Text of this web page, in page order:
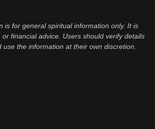
is for general spiritual information only. It is
financial advice. Users should verify details
use the information at their own discretion.